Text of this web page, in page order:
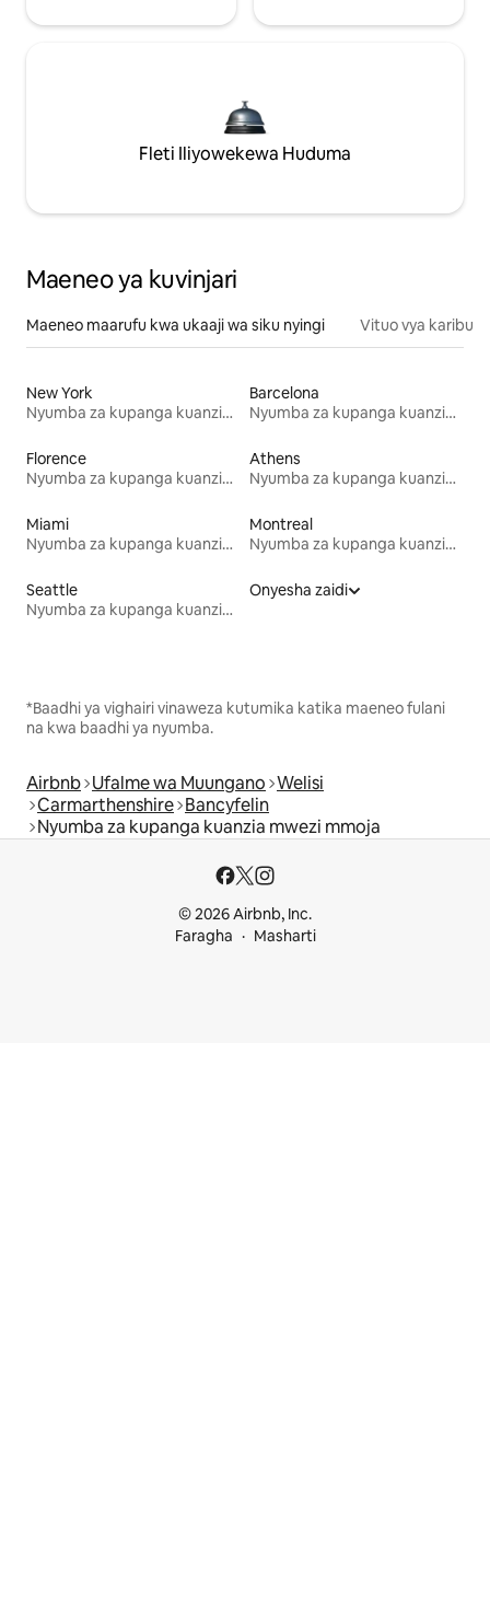
Fleti Iliyowekewa Huduma
Maeneo ya kuvinjari
Maeneo maarufu kwa ukaaji wa siku nyingi Vituo vya karibu
New York
Nyumba za kupanga kuanzia mwezi mmoja
Barcelona
Nyumba za kupanga kuanzia mwezi mmoja
Florence
Nyumba za kupanga kuanzia mwezi mmoja
Athens
Nyumba za kupanga kuanzia mwezi mmoja
Miami
Nyumba za kupanga kuanzia mwezi mmoja
Montreal
Nyumba za kupanga kuanzia mwezi mmoja
Seattle
Nyumba za kupanga kuanzia mwezi mmoja
Onyesha zaidi
*Baadhi ya vighairi vinaweza kutumika katika maeneo fulani
na kwa baadhi ya nyumba.
Airbnb Ufalme wa Muungano Welisi
Carmarthenshire Bancyfelin
Nyumba za kupanga kuanzia mwezi mmoja
© 2026 Airbnb, Inc.
Faragha
Masharti